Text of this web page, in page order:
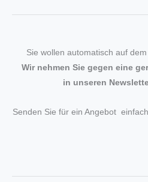
Sie wollen automatisch auf
Wir nehmen Sie gegen eine
in unseren
Senden Sie für ein Angebot